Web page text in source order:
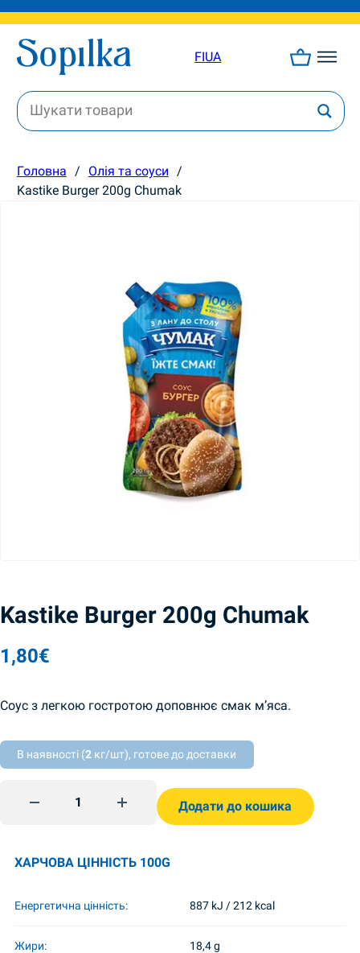
FIUA
Головна / Олія та соуси /
Kastike Burger 200g Chumak
Kastike Burger 200g Chumak
1,80€
Соус з легкою гостротою доповнює смак м’яса.
В наявності (2 кг/шт), готове до доставки
Kastike Burger 200g Chumak quantity
Додати до кошика
ХАРЧОВА ЦІННІСТЬ 100G
Енергетична цінність: 887 kJ / 212 kcal
Жири: 18,4 g